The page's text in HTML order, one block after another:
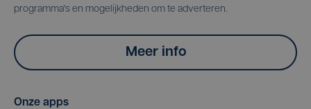
programma's en mogelijkheden om te adverteren.
Meer info
Onze apps